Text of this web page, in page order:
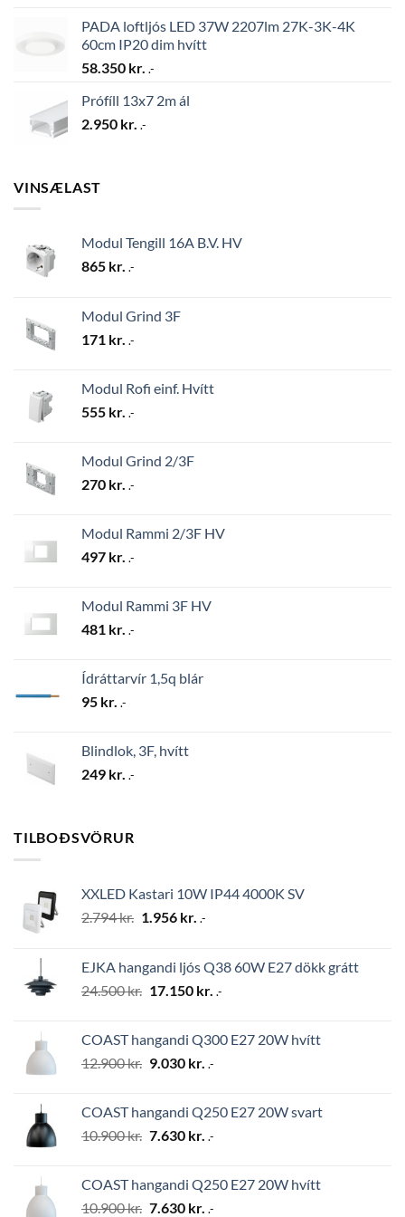
PADA loftljós LED 37W 2207lm 27K-3K-4K
60cm IP20 dim hvítt
58.350 kr. .-
Prófíll 13x7 2m ál
2.950 kr. .-
VINSÆLAST
Modul Tengill 16A B.V. HV
865 kr. .-
Modul Grind 3F
171 kr. .-
Modul Rofi einf. Hvítt
555 kr. .-
Modul Grind 2/3F
270 kr. .-
Modul Rammi 2/3F HV
497 kr. .-
Modul Rammi 3F HV
481 kr. .-
Ídráttarvír 1,5q blár
95 kr. .-
Blindlok, 3F, hvítt
249 kr. .-
TILBOÐSVÖRUR
XXLED Kastari 10W IP44 4000K SV
2.794kr. Original
2.794 kr..
1.956 kr. Current
1.956 kr..
.-
EJKA hangandi ljós Q38 60W E27 dökk grátt
24.500kr. Original
24.500 kr..
17.150 kr. Current
17.150 kr..
.-
COAST hangandi Q300 E27 20W hvítt
12.900kr. Original
12.900 kr..
9.030 kr. Current
9.030 kr..
.-
COAST hangandi Q250 E27 20W svart
10.900kr. Original
10.900 kr..
7.630 kr. Current
7.630 kr..
.-
COAST hangandi Q250 E27 20W hvítt
10.900kr. Original
7.630 kr. Current
.-